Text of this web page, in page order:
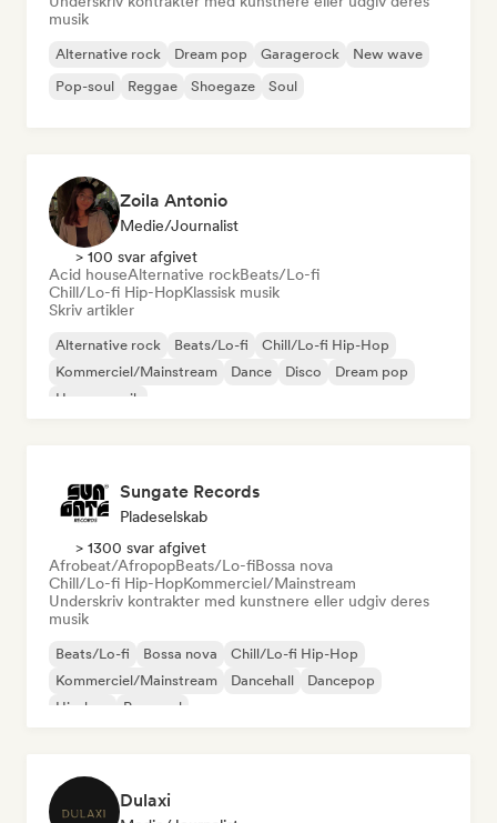
musik
Alternative rock Dream pop Garagerock
New wave
Pop-soul
Reggae Shoegaze Soul
Zoila Antonio
Medie/journalist
> 100 svar afgivet
Acid houseAlternative rockBeats/Lo-fi
Chill/Lo-fi Hip-HopKlassisk musik
Skriv artikler
Alternative rock Beats/Lo-fi
Chill/Lo-fi Hip-Hop
Kommerciel/Mainstream
Dance Disco
Dream pop
House-musik
Sungate Records
Pladeselskab
> 1300 svar afgivet
Afrobeat/AfropopBeats/Lo-fiBossa nova
Chill/Lo-fi Hip-HopKommerciel/Mainstream
Underskriv kontrakter med kunstnere eller udgiv deres
musik
Beats/Lo-fi Bossa nova
Chill/Lo-fi Hip-Hop
Kommerciel/Mainstream
Dancehall
Dancepop
Hip-hop
Pop-soul
Dulaxi